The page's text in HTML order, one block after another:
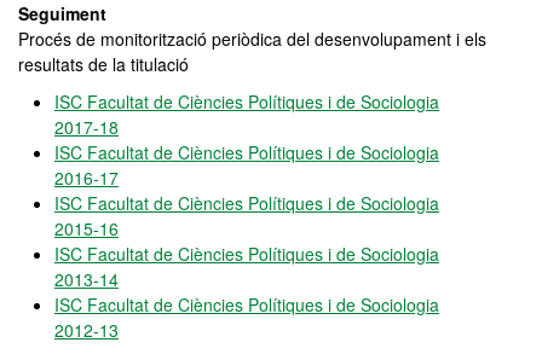
Seguiment
Procés de monitorització periòdica del desenvolupament i els
resultats de la titulació
ISC Facultat de Ciències Polítiques i de Sociologia
2017-18
ISC Facultat de Ciències Polítiques i de Sociologia
2016-17
ISC Facultat de Ciències Polítiques i de Sociologia
2015-16
ISC Facultat de Ciències Polítiques i de Sociologia
2013-14
ISC Facultat de Ciències Polítiques i de Sociologia
2012-13